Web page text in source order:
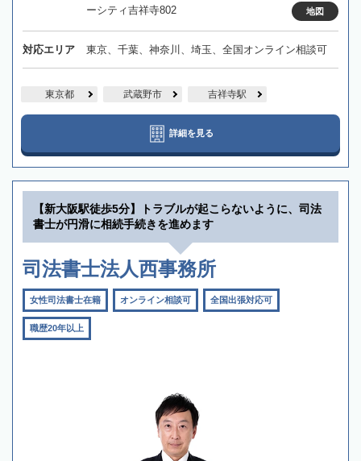
ーシティ吉祥寺802
地図
対応エリア 東京、千葉、神奈川、埼玉、全国オンライン相談可
東京都 武蔵野市 吉祥寺駅
詳細を見る
【新大阪駅徒歩5分】トラブルが起こらないように、司法
書士が円滑に相続手続きを進めます
司法書士法人西事務所
女性司法書士在籍 オンライン相談可 全国出張対応可
職歴20年以上